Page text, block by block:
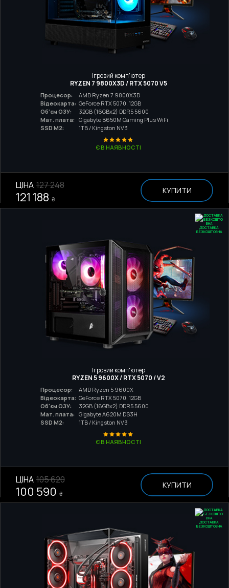
Ігровий комп'ютер
RYZEN 7 9800X3D / RTX 5070 V5
Процесор:
AMD Ryzen 7 9800X3D
Відеокарта: GeForce RTX 5070, 12GB
Об'єм ОЗУ:
32GB (16GBx2) DDR5 5600
Мат. плата:
Gigabyte B650M Gaming Plus WiFi
SSD M2:
1TB / Kingston NV3
Є В НАЯВНОСТІ
ЦІНА 127 248
121 188 ₴
КУПИТИ
ДОСТАВКА
БЕЗКОШТОВНА
Ігровий комп'ютер
RYZEN 5 9600X / RTX 5070 / V2
Процесор:
AMD Ryzen 5 9600X
Відеокарта: GeForce RTX 5070, 12GB
Об'єм ОЗУ:
32GB (16GBx2) DDR5 5600
Мат. плата:
Gigabyte A620M DS3H
SSD M2:
1TB / Kingston NV3
Є В НАЯВНОСТІ
ЦІНА 105 620
100 590 ₴
КУПИТИ
ДОСТАВКА
БЕЗКОШТОВНА